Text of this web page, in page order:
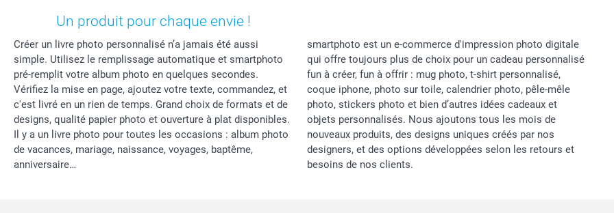
Un produit pour chaque envie !
Créer un livre photo personnalisé n’a jamais été aussi
simple. Utilisez le remplissage automatique et smartphoto
pré-remplit votre album photo en quelques secondes.
Vérifiez la mise en page, ajoutez votre texte, commandez, et
c'est livré en un rien de temps. Grand choix de formats et de
designs, qualité papier photo et ouverture à plat disponibles.
Il y a un livre photo pour toutes les occasions : album photo
de vacances, mariage, naissance, voyages, baptême,
anniversaire…
smartphoto est un e-commerce d'impression photo digitale
qui offre toujours plus de choix pour un cadeau personnalisé
fun à créer, fun à offrir : mug photo, t-shirt personnalisé,
coque iphone, photo sur toile, calendrier photo, pêle-mêle
photo, stickers photo et bien d’autres idées cadeaux et
objets personnalisés. Nous ajoutons tous les mois de
nouveaux produits, des designs uniques créés par nos
designers, et des options développées selon les retours et
besoins de nos clients.